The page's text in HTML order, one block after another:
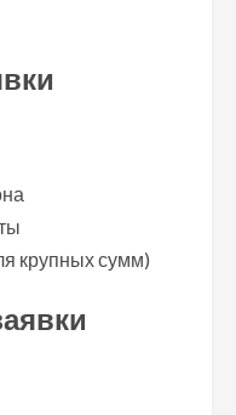
крупных сумм)